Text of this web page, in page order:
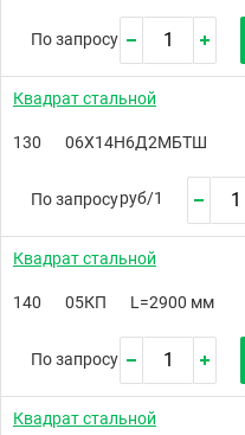
По запросу
Квадрат стальной
130 06Х14Н6Д2МБТШ
По запросуруб/1
Квадрат стальной
140 05КП L=2900 мм
По запросу
Квадрат стальной